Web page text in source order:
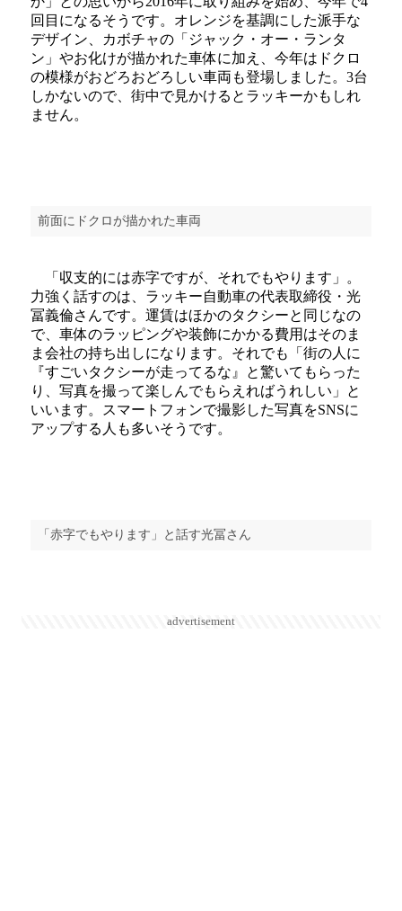
回目になるそうです。オレンジを基調にした派手な
デザイン、カボチャの「ジャック・オー・ランタ
ン」やお化けが描かれた車体に加え、今年はドクロ
の模様がおどろおどろしい車両も登場しました。3台
しかないので、街中で見かけるとラッキーかもしれ
ません。
前面にドクロが描かれた車両
「収支的には赤字ですが、それでもやります」。
力強く話すのは、ラッキー自動車の代表取締役・光
冨義倫さんです。運賃はほかのタクシーと同じなの
で、車体のラッピングや装飾にかかる費用はそのま
ま会社の持ち出しになります。それでも「街の人に
『すごいタクシーが走ってるな』と驚いてもらった
り、写真を撮って楽しんでもらえればうれしい」と
いいます。スマートフォンで撮影した写真をSNSに
アップする人も多いそうです。
「赤字でもやります」と話す光冨さん
advertisement